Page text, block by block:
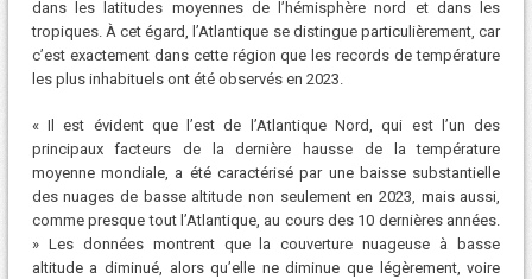
dans les latitudes moyennes de l’hémisphère nord et dans les
tropiques. À cet égard, l’Atlantique se distingue particulièrement, car
c’est exactement dans cette région que les records de température
les plus inhabituels ont été observés en 2023.
« Il est évident que l’est de l’Atlantique Nord, qui est l’un des
principaux facteurs de la dernière hausse de la température
moyenne mondiale, a été caractérisé par une baisse substantielle
des nuages ​​de basse altitude non seulement en 2023, mais aussi,
comme presque tout l’Atlantique, au cours des 10 dernières années.
» Les données montrent que la couverture nuageuse à basse
altitude a diminué, alors qu’elle ne diminue que légèrement, voire